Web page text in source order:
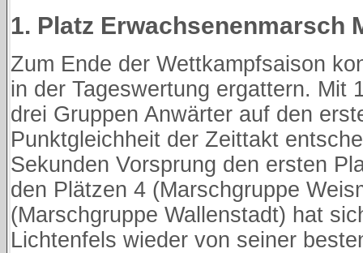
1. Platz Erwachsenenmarsch
Zum Ende der Wettkampfsaison
in der Tageswertung ergattern. Mit
drei Gruppen Anwärter auf den
Punktgleichheit der Zeittakt
Sekunden Vorsprung den ersten
den Plätzen 4 (Marschgruppe
(Marschgruppe Wallenstadt) hat
Lichtenfels wieder von seiner